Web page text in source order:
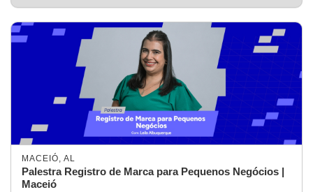
MACEIÓ, AL
Palestra Registro de Marca para Pequenos Negócios |
Maceió